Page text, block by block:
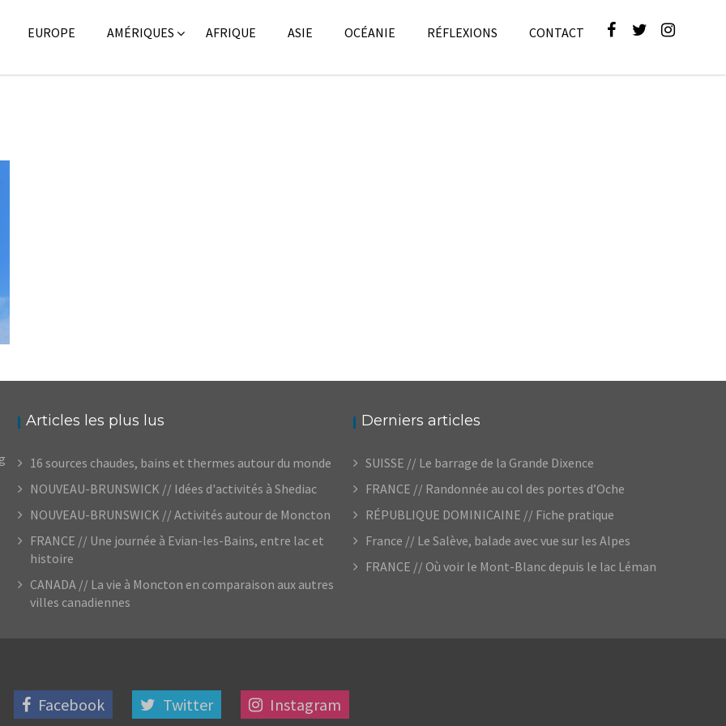
EUROPE AMÉRIQUES AFRIQUE ASIE OCÉANIE RÉFLEXIONS CONTACT
Articles les plus lus
16 sources chaudes, bains et thermes autour du monde
NOUVEAU-BRUNSWICK // Idées d'activités à Shediac
NOUVEAU-BRUNSWICK // Activités autour de Moncton
FRANCE // Une journée à Evian-les-Bains, entre lac et
histoire
CANADA // La vie à Moncton en comparaison aux autres
villes canadiennes
Derniers articles
SUISSE // Le barrage de la Grande Dixence
FRANCE // Randonnée au col des portes d’Oche
RÉPUBLIQUE DOMINICAINE // Fiche pratique
France // Le Salève, balade avec vue sur les Alpes
FRANCE // Où voir le Mont-Blanc depuis le lac Léman
Facebook Twitter Instagram